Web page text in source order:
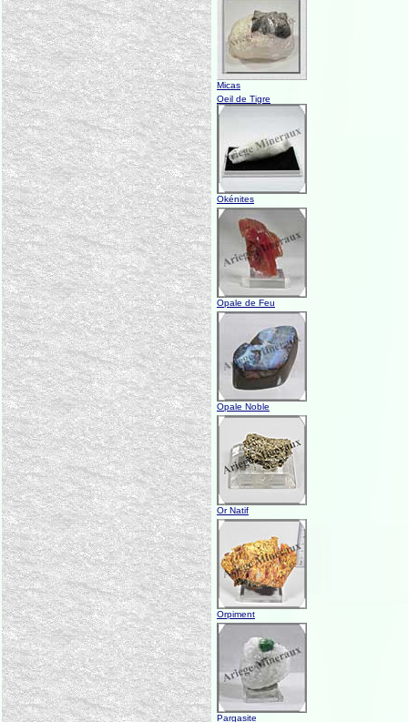
Micas
Oeil de Tigre
Okénites
Opale de Feu
Opale Noble
Or Natif
Orpiment
Pargasite